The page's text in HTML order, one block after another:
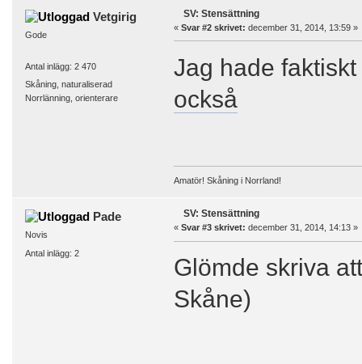
Vetgirig
Gode
Antal inlägg: 2 470
Skåning, naturaliserad
Norrlänning, orienterare
SV: Stensättning
« Svar #2 skrivet: december 31, 2014, 13:59 »
Jag hade
också
Amatör! Skåning i Norrland!
Pade
Novis
Antal inlägg: 2
SV: Stensättning
« Svar #3 skrivet: december 31, 2014, 14:13 »
Glömde skriva
Skåne)